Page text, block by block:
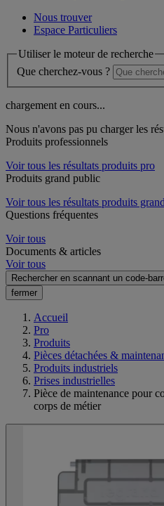
Nous trouver
Espace Particuliers
Utiliser le moteur de recherche
Que cherchez-vous ?
chargement en cours...
Nous n'avons pas pu charger les
Produits professionnels
Voir tous les résultats produits pro
Produits grand public
Voir tous les résultats produits
Questions fréquentes
Voir tous
Documents & articles
Voir tous
Rechercher en scannant un code-
fermer
Accueil
Pro
Produits
Pièces détachées &
Produits industriels
Prises industrielles
Pièce de maintenance pour
corps de métier